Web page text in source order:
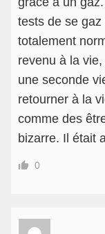
tests de se
totalement
revenu à la
une seconde
retourner à la
comme des
bizarre. Il était
0